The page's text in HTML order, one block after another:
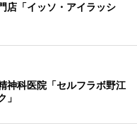
店「イッソ・アイラッシ
神科医院「セルフラボ野江
」